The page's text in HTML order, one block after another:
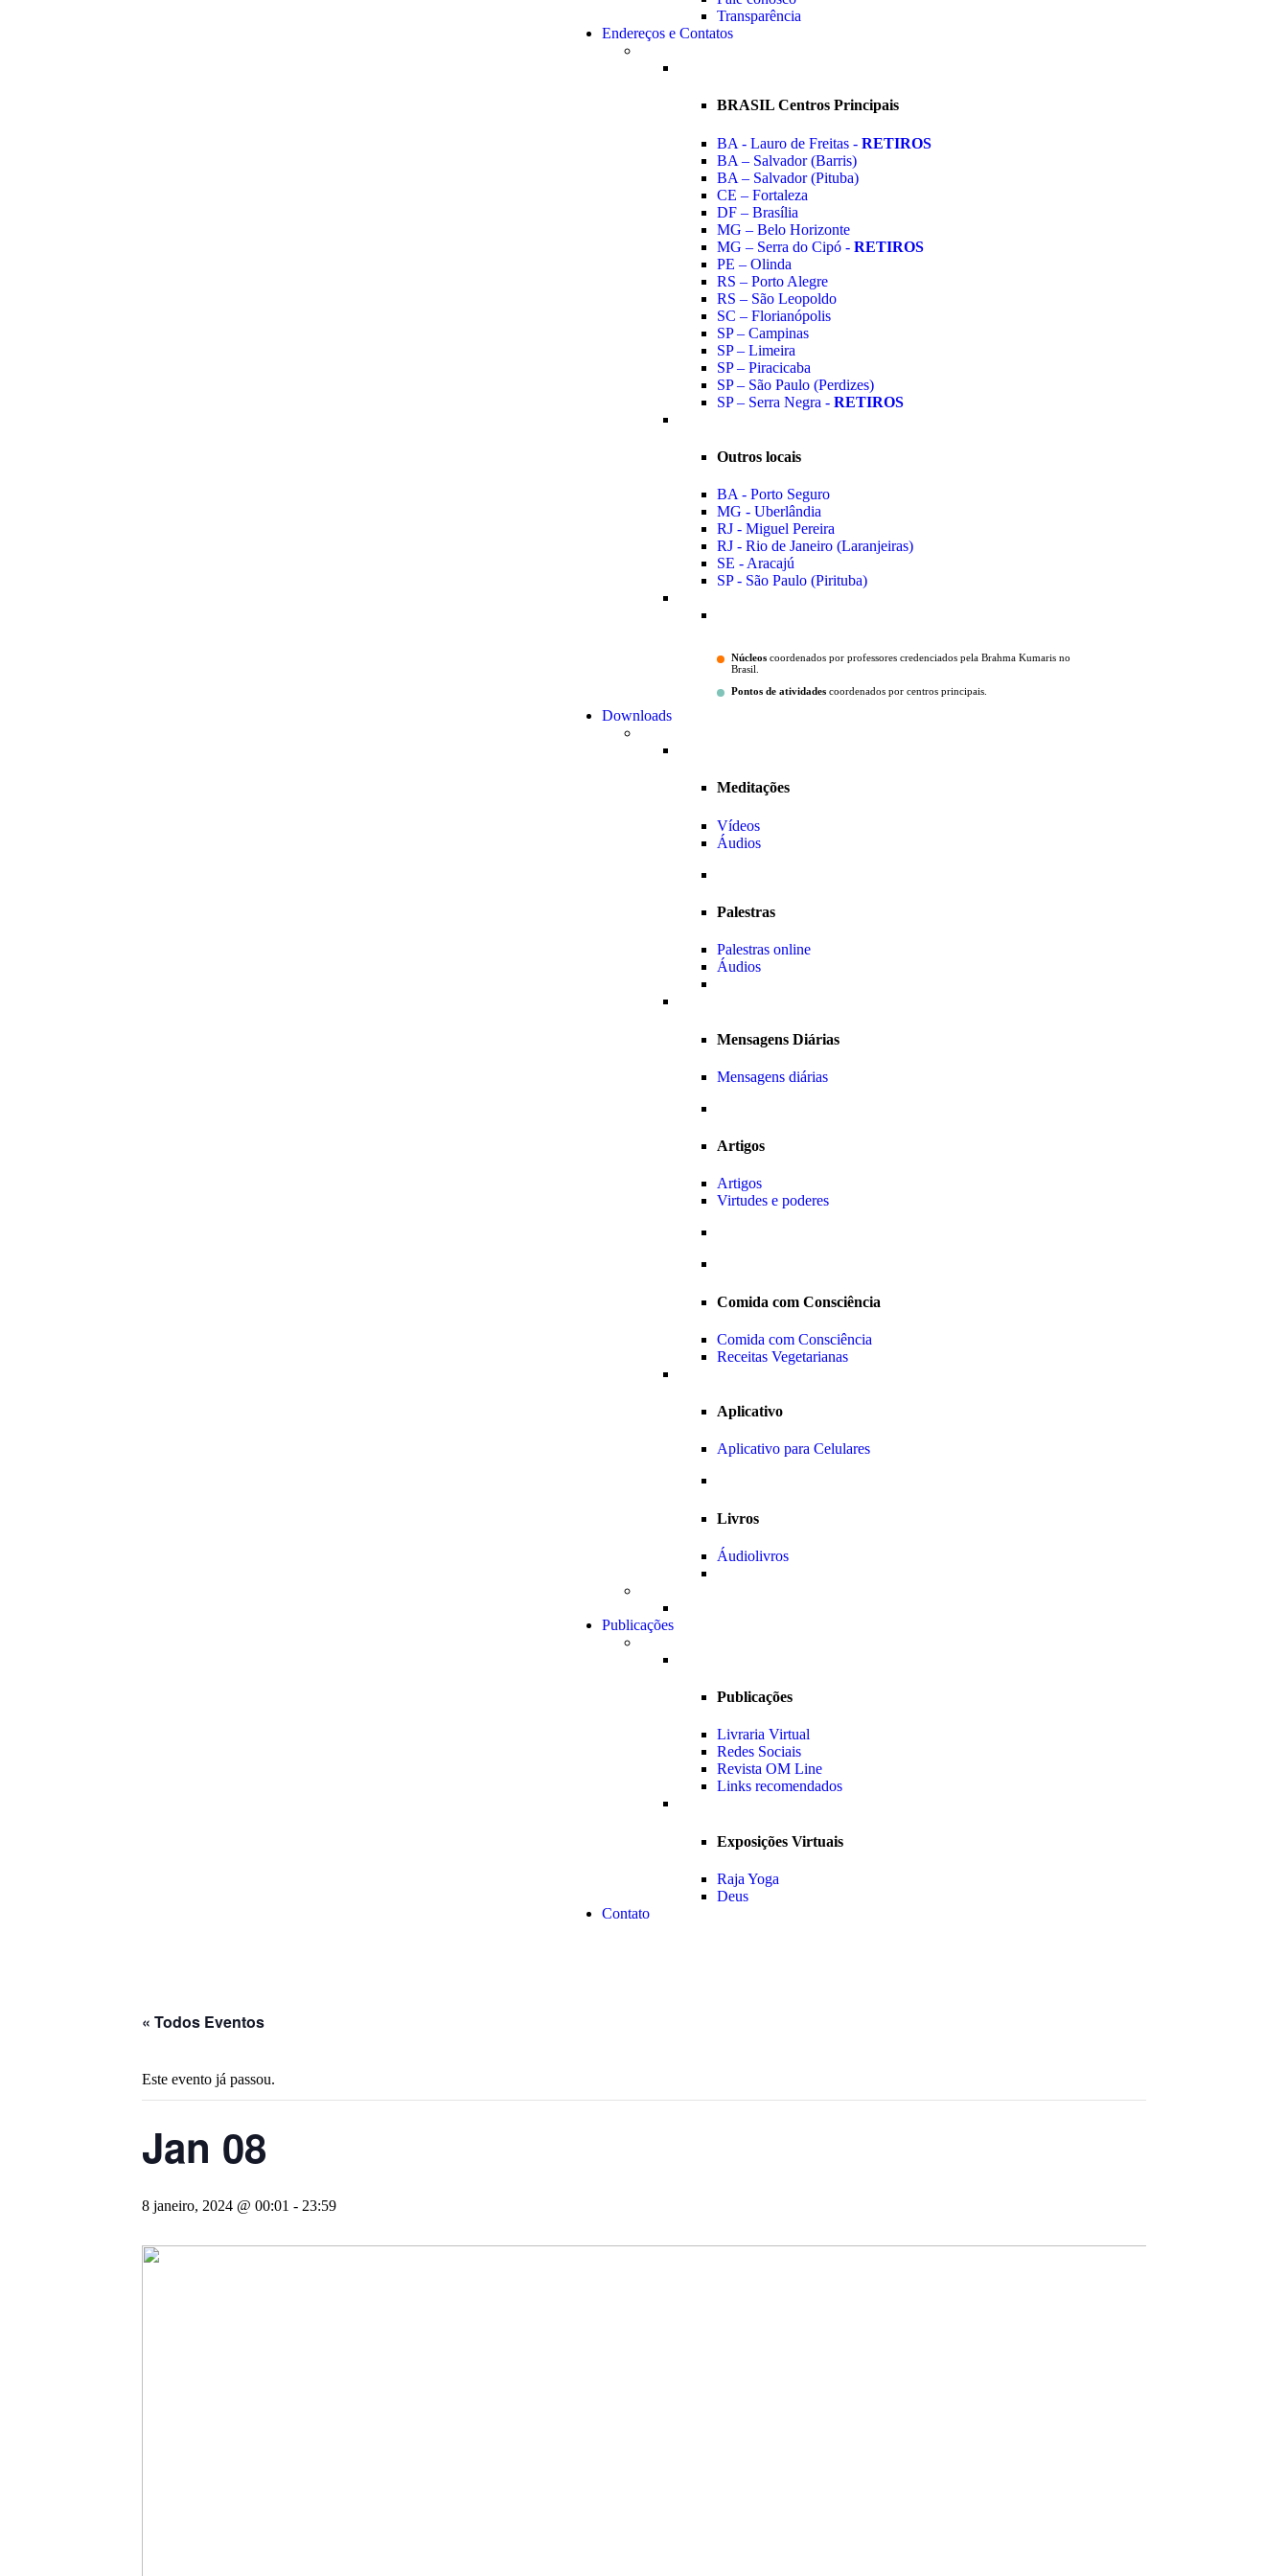
Transparência
Endereços e Contatos
BRASIL Centros Principais
BA - Lauro de Freitas - RETIROS
BA – Salvador (Barris)
BA – Salvador (Pituba)
CE – Fortaleza
DF – Brasília
MG – Belo Horizonte
MG – Serra do Cipó - RETIROS
PE – Olinda
RS – Porto Alegre
RS – São Leopoldo
SC – Florianópolis
SP – Campinas
SP – Limeira
SP – Piracicaba
SP – São Paulo (Perdizes)
SP – Serra Negra - RETIROS
Outros locais
BA - Porto Seguro
MG - Uberlândia
RJ - Miguel Pereira
RJ - Rio de Janeiro (Laranjeiras)
SE - Aracajú
SP - São Paulo (Pirituba)
Núcleos coordenados por professores credenciados pela Brahma Kumaris no
Brasil.
Pontos de atividades coordenados por centros principais.
Downloads
Meditações
Vídeos
Áudios
Palestras
Palestras online
Áudios
Mensagens Diárias
Mensagens diárias
Artigos
Artigos
Virtudes e poderes
Comida com Consciência
Comida com Consciência
Receitas Vegetarianas
Aplicativo
Aplicativo para Celulares
Livros
Áudiolivros
Publicações
Publicações
Livraria Virtual
Redes Sociais
Revista OM Line
Links recomendados
Exposições Virtuais
Raja Yoga
Deus
Contato
« Todos Eventos
Este evento já passou.
Jan 08
8 janeiro, 2024 @ 00:01 - 23:59